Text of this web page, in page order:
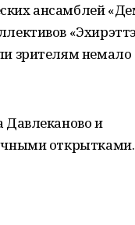
ансамблей
зрителям немало
Давлеканово и